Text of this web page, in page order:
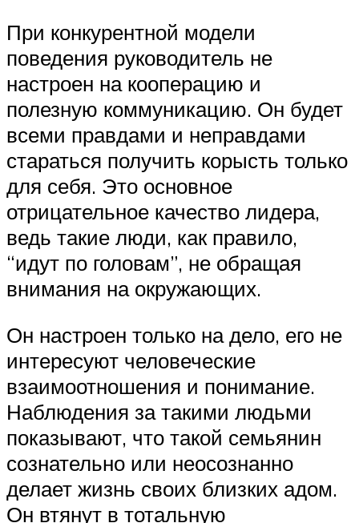
При конкурентной модели
поведения руководитель не
настроен на кооперацию и
полезную коммуникацию. Он будет
всеми правдами и неправдами
стараться получить корысть только
для себя. Это основное
отрицательное качество лидера,
ведь такие люди, как правило,
“идут по головам”, не обращая
внимания на окружающих.
Он настроен только на дело, его не
интересуют человеческие
взаимоотношения и понимание.
Наблюдения за такими людьми
показывают, что такой семьянин
сознательно или неосознанно
делает жизнь своих близких адом.
Он втянут в тотальную